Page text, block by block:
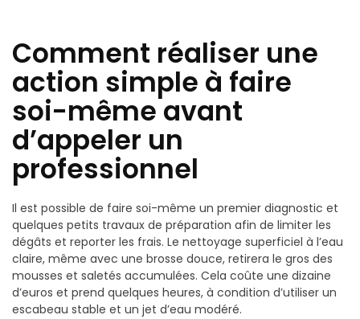
Comment réaliser une
action simple à faire
soi-même avant
d’appeler un
professionnel
Il est possible de faire soi-même un premier diagnostic et
quelques petits travaux de préparation afin de limiter les
dégâts et reporter les frais. Le nettoyage superficiel à l’eau
claire, même avec une brosse douce, retirera le gros des
mousses et saletés accumulées. Cela coûte une dizaine
d’euros et prend quelques heures, à condition d’utiliser un
escabeau stable et un jet d’eau modéré.